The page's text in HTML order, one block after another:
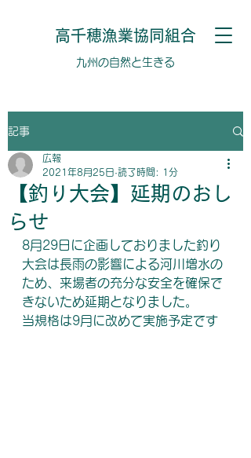
高千穂漁業協同組合
​​九州の自然と生きる
記事
【釣り大会】延期のおし
らせ
広報
2021年8月25日 読了時間: 1分
8月29日に企画しておりました釣り
大会は長雨の影響による河川増水の
ため、来場者の充分な安全を確保で
きないため延期となりました。
当規格は9月に改めて実施予定です